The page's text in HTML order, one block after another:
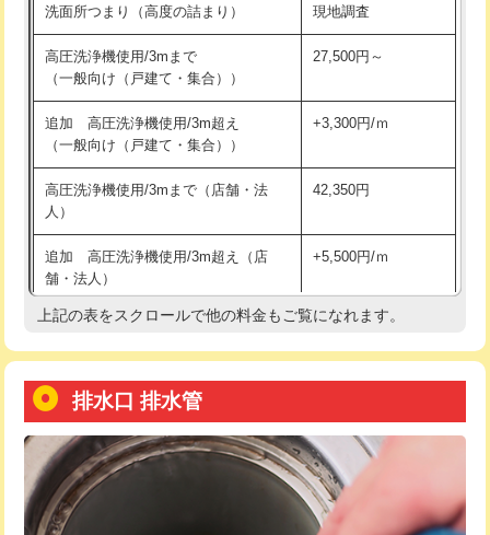
バスタブ設置 現場見積
追加人工 16,500円
廃棄・処分
※給水管工事は20mmまでの価格です。
給水管工事※（ホール加工) 16,500円
給水管工事※（バンド止め)
給水管工事※（支持金具設置) 5,500円
給水管工事※（保温材使用（バンド止
め込み）)
5,500円
給水管工事※（土の掘削・埋め戻し作
業)
11,000円
用/3ｍまで)
用（追加）/3ｍ超え)
給水管工事※（ライニング鋼管・銅
管・ポリ管・HT管使用/3ｍまで)
44,000円
給水管工事※（ライニング鋼管・銅
管・ポリ管・HT管使用/3ｍ超え)
+8,800円
洗面所つまり（高度の詰まり） 現地調査
高圧洗浄機使用/3mまで
（一般向け（戸建て・集合））
27,500円～
追加 高圧洗浄機使用/3m超え
（一般向け（戸建て・集合））
+3,300円/ｍ
高圧洗浄機使用/3mまで（店舗・法
人）
42,350円
追加 高圧洗浄機使用/3m超え（店
舗・法人）
+5,500円/ｍ
高度高圧洗浄換 現地調査
トーラー機使用/3mまで
追加トーラー機使用/3m超え +3,300円
カメラ調査 33,000円
上記の表をスクロールで他の料金もご覧になれます。
排水口 排水管